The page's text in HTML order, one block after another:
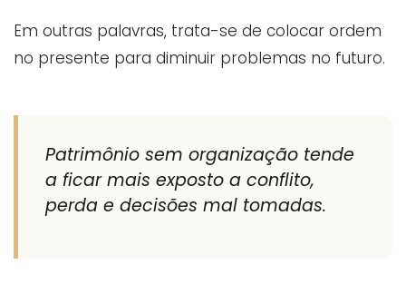
Em outras palavras, trata-se de colocar ordem
no presente para diminuir problemas no futuro.
Patrimônio sem organização tende
a ficar mais exposto a conflito,
perda e decisões mal tomadas.